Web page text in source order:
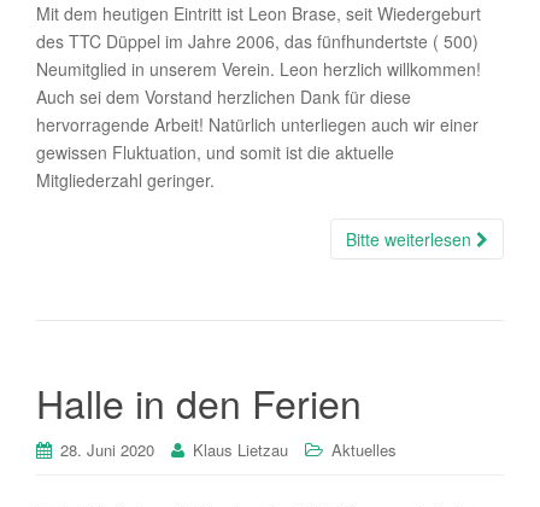
Mit dem heutigen Eintritt ist Leon Brase, seit Wiedergeburt
des TTC Düppel im Jahre 2006, das fünfhundertste ( 500)
Neumitglied in unserem Verein. Leon herzlich willkommen!
Auch sei dem Vorstand herzlichen Dank für diese
hervorragende Arbeit! Natürlich unterliegen auch wir einer
gewissen Fluktuation, und somit ist die aktuelle
Mitgliederzahl geringer.
Bitte weiterlesen
Halle in den Ferien
28. Juni 2020 Klaus Lietzau Aktuelles